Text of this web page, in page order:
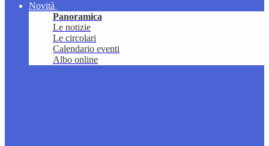
Novità
Panoramica
Le notizie
Le circolari
Calendario eventi
Albo online